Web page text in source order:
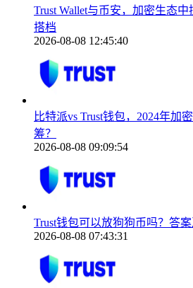
Trust Wallet与币安，加密生态
搭档
2026-08-08 12:45:40
比特派vs Trust钱包，2024年加
筹？
2026-08-08 09:09:54
Trust钱包可以放狗狗币吗？答
2026-08-08 07:43:31